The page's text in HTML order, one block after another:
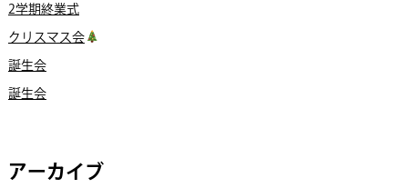
2学期終業式
クリスマス会
誕生会
誕生会
アーカイブ